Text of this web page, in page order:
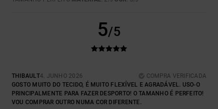
5/5
THIBAULT4. JUNHO 2026
COMPRA VERIFICADA
GOSTO MUITO DO TECIDO, É MUITO FLEXÍVEL E AGRADÁVEL. USO-O
PRINCIPALMENTE PARA FAZER DESPORTO! O TAMANHO É PERFEITO!
VOU COMPRAR OUTRO NUMA COR DIFERENTE.